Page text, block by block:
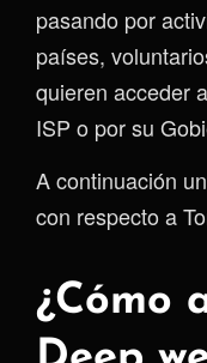
pasando por
países,
quieren acceder
ISP o por su
A continuación
con respecto a
¿Cómo